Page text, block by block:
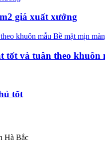
giá xuất xưởng
và tuân theo
tốt
Hà Bắc